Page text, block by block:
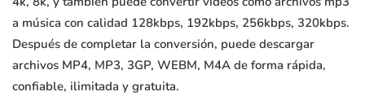
a música con calidad 128kbps, 192kbps, 256kbps, 320kbps.
Después de completar la conversión, puede descargar
archivos MP4, MP3, 3GP, WEBM, M4A de forma rápida,
confiable, ilimitada y gratuita.